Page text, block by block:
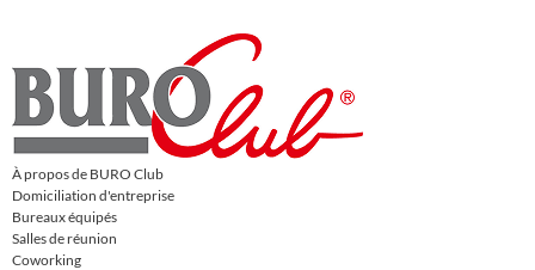
À propos de BURO Club
Domiciliation d'entreprise
Bureaux équipés
Salles de réunion
Coworking